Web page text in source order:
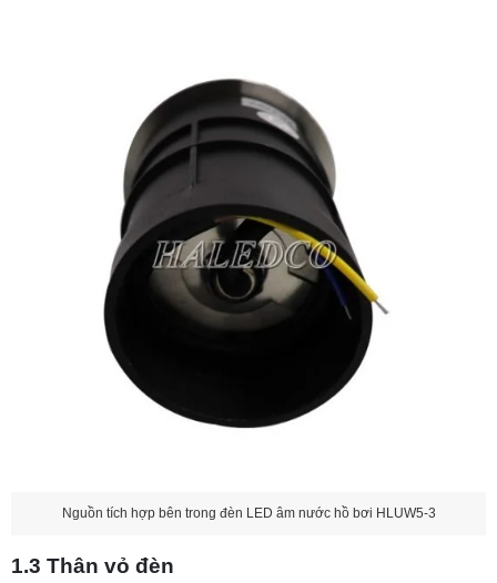
Nguồn tích hợp bên trong đèn LED âm nước hồ bơi HLUW5-3
1.3 Thân vỏ đèn